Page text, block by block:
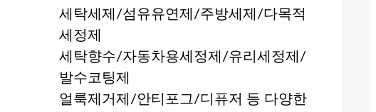
세탁세제/섬유유연제/주방세제/다목적
세정제
세탁향수/자동차용세정제/유리세정제/
발수코팅제
얼룩제거제/안티포그/디퓨저 등 다양한